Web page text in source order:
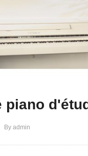
piano
By admin